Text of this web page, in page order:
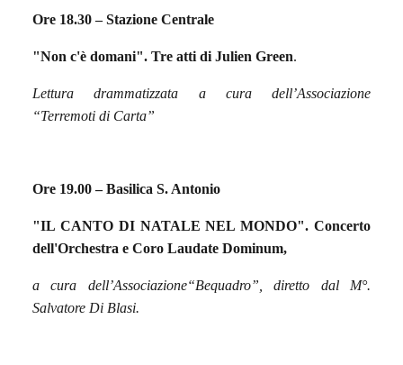
Ore 18.30 –Stazione Centrale
"Non c'è domani". Tre atti di Julien Green.
Lettura drammatizzata a cura dell’Associazione
“Terremoti di Carta”
Ore 19.00 –Basilica S. Antonio
"IL CANTO DI NATALE NEL MONDO". Concerto
dell'Orchestra e Coro Laudate Dominum,
a cura dell’Associazione“Bequadro”, diretto dal M°.
Salvatore Di Blasi.